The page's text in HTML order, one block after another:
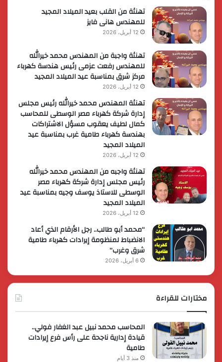
تهنئة من القلب بعيد الميلاد المجيد
للمهندس هانى فايز
12 أبريل، 2026
تهنئة واجبة من المهندس محمد خيرالله
للمهندس رفعت عزمى رئيس هندسة كهرباء
مركز شرق بمناسبة عيد الميلاد المجيد
12 أبريل، 2026
تهنئة المهندس محمد خيرالله رئيس مجلس
إدارة شركة كهرباء مصر الوسطى للمحاسب
كمال لطيف يعقوب مسؤل الاشتراكات
بهندسة كهرباء طامية غرب بمناسبة عيد
الميلاد المجيد
12 أبريل، 2026
تهنئة واجبه من المهندس محمد خيرالله
رئيس مجلس إدارة شركة كهرباء مصر
الوسطى للاستاذ يوسف وجيه بمناسبة عيد
الميلاد المجيد
12 أبريل، 2026
“محمد أبو طالب.. رجل الأرقام الذي أعاد
الانضباط لمنظومة إيرادات كهرباء طامية
شرق وغرب”
6 أبريل، 2026
مختارات للقراءة
المحاسب محمد نبيل عبد الغفار فولي..
قيادة إدارية ناجحة على رأس فرع إيرادات
طامية
منذ 3 أيام